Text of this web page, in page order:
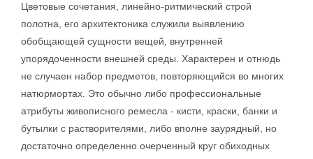
Цветовые сочетания, линейно-ритмический строй
полотна, его архитектоника служили выявлению
обобщающей сущности вещей, внутренней
упорядоченности внешней среды. Характерен и отнюдь
не случаен набор предметов, повторяющийся во многих
натюрмортах. Это обычно либо профессиональные
атрибуты живописного ремесла - кисти, краски, банки и
бутылки с растворителями, либо вполне заурядный, но
достаточно определенно очерченный круг обиходных